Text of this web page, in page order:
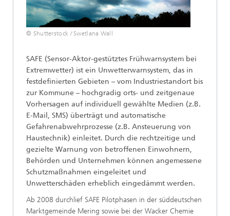
© Shutterstock / Swetlana Wall
SAFE (Sensor-Aktor-gestütztes Frühwarnsystem bei
Extremwetter) ist ein Unwetterwarnsystem, das in
festdefinierten Gebieten – vom Industriestandort bis
zur Kommune – hochgradig orts- und zeitgenaue
Vorhersagen auf individuell gewählte Medien (z.B.
E-Mail, SMS) überträgt und automatische
Gefahrenabwehrprozesse (z.B. Ansteuerung von
Haustechnik) einleitet. Durch die rechtzeitige und
gezielte Warnung von betroffenen Einwohnern,
Behörden und Unternehmen können angemessene
Schutzmaßnahmen eingeleitet und
Unwetterschäden erheblich eingedämmt werden.
Ab 2008 durchlief SAFE Pilotphasen in der süddeutschen
Marktgemeinde Mering sowie bei der Wacker Chemie